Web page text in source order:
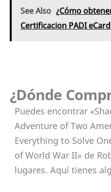
See Also ¿Cómo
Certificacion PADI
¿Dónde
Puedes encontrar
Adventure of Two
Everything to Solve
of World War II» de
lugares. Aquí tienes